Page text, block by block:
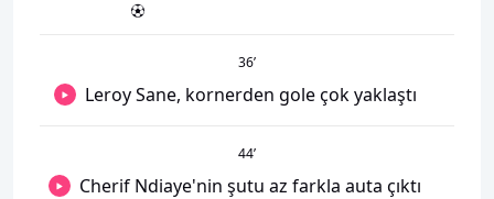
36’
Leroy Sane, kornerden gole çok yaklaştı
44’
Cherif Ndiaye'nin şutu az farkla auta çıktı